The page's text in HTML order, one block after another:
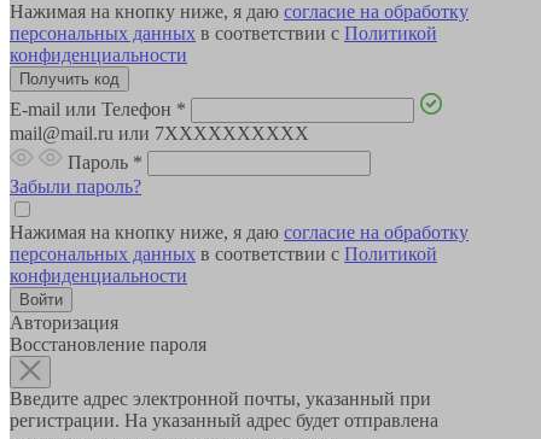
Нажимая на кнопку ниже, я даю согласие на обработку
персональных данных в соответствии с Политикой
конфиденциальности
E-mail или Телефон *
mail@mail.ru или 7XXXXXXXXXX
Пароль *
Забыли пароль?
Нажимая на кнопку ниже, я даю согласие на обработку
персональных данных в соответствии с Политикой
конфиденциальности
Авторизация
Восстановление пароля
Введите адрес электронной почты, указанный при
регистрации. На указанный адрес будет отправлена